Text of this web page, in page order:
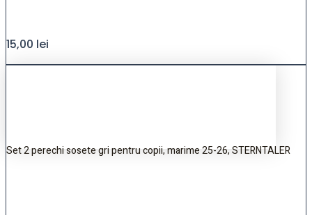
15,00 lei
Set 2 perechi sosete gri pentru copii, marime 25-26, STERNTALER